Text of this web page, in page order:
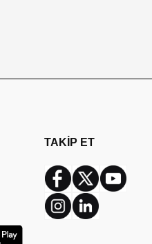
TAKİP ET
Facebook
Twitter
InstagramLinkedin